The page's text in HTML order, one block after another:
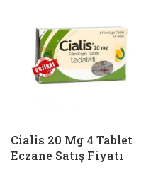
Cialis 20 Mg 4 Tablet
Eczane Satış Fiyatı